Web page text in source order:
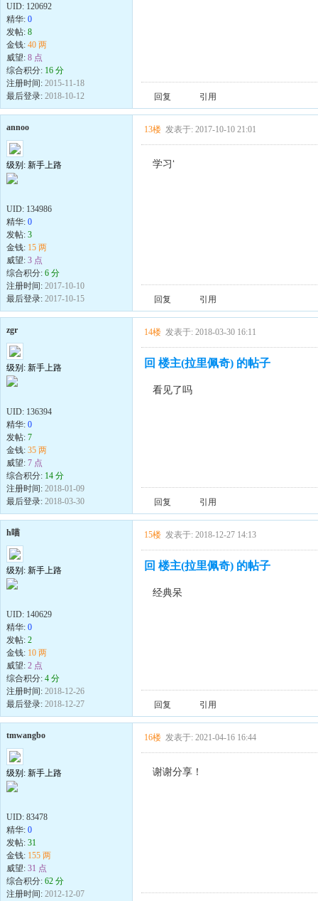
UID: 120692
精华: 0
发帖: 8
金钱: 40 两
威望: 8 点
综合积分: 16 分
注册时间: 2015-11-18
最后登录: 2018-10-12 回复 引用
annoo
级别: 新手上路
UID: 134986
精华: 0
发帖: 3
金钱: 15 两
威望: 3 点
综合积分: 6 分
注册时间: 2017-10-10
最后登录: 2017-10-15
13楼 发表于: 2017-10-10 21:01
学习‘
回复 引用
zgr
级别: 新手上路
UID: 136394
精华: 0
发帖: 7
金钱: 35 两
威望: 7 点
综合积分: 14 分
注册时间: 2018-01-09
最后登录: 2018-03-30
14楼 发表于: 2018-03-30 16:11
回 楼主(拉里佩奇) 的帖子
看见了吗
回复 引用
h喵
级别: 新手上路
UID: 140629
精华: 0
发帖: 2
金钱: 10 两
威望: 2 点
综合积分: 4 分
注册时间: 2018-12-26
最后登录: 2018-12-27
15楼 发表于: 2018-12-27 14:13
回 楼主(拉里佩奇) 的帖子
经典呆
回复 引用
tmwangbo
级别: 新手上路
UID: 83478
精华: 0
发帖: 31
金钱: 155 两
威望: 31 点
综合积分: 62 分
注册时间: 2012-12-07
16楼 发表于: 2021-04-16 16:44
谢谢分享！